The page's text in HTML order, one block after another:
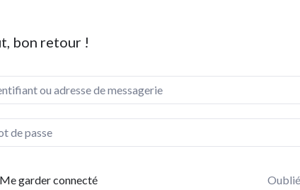
bon retour !
Me garder connecté